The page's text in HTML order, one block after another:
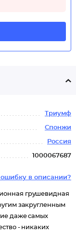
Триумф
Спонжи
Россия
1000067687
в описании?
грушевидная
закругленным
даже самых
- никаких